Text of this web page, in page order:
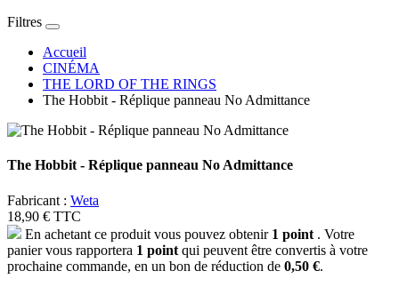
Filtres
Accueil
CINÉMA
THE LORD OF THE RINGS
The Hobbit - Réplique panneau No Admittance
The Hobbit - Réplique panneau No Admittance
Fabricant : Weta
18,90 € TTC
En achetant ce produit vous pouvez obtenir 1 point . Votre
panier vous rapportera 1 point qui peuvent être convertis à votre
prochaine commande, en un bon de réduction de 0,50 €.